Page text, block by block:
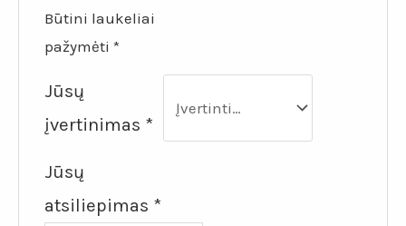
Būtini laukeliai
pažymėti*
Jūsų
įvertinimas *
Jūsų
atsiliepimas *